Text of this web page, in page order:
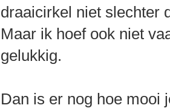
draaicirkel niet slechter
Maar ik hoef ook niet
gelukkig.
Dan is er nog hoe mooi